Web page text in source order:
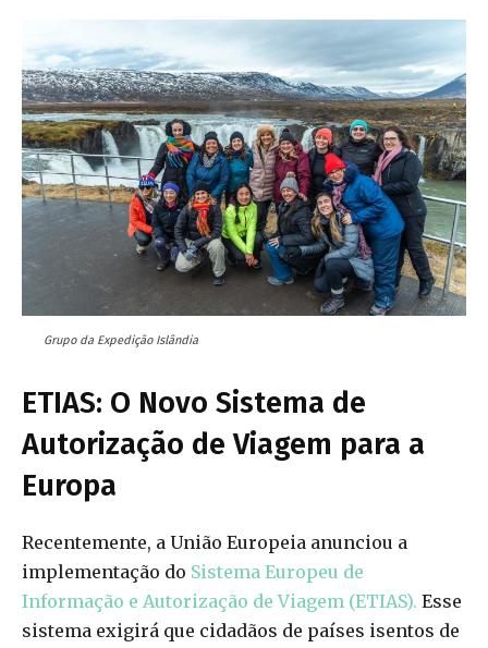
Grupo da Expedição Islândia
ETIAS: O Novo Sistema de
Autorização de Viagem para a
Europa
Recentemente, a União Europeia anunciou a
implementação do Sistema Europeu de
Informação e Autorização de Viagem (ETIAS). Esse
sistema exigirá que cidadãos de países isentos de